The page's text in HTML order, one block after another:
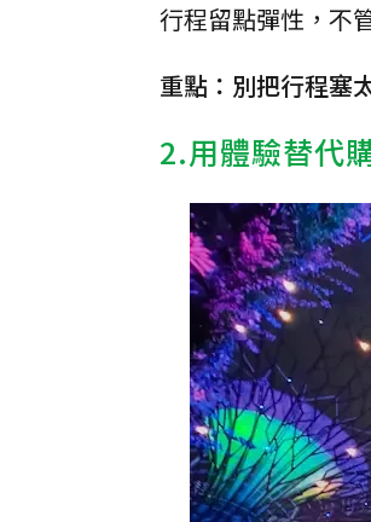
行程留點彈性，不
重點：別把行程塞
2.用體驗替代